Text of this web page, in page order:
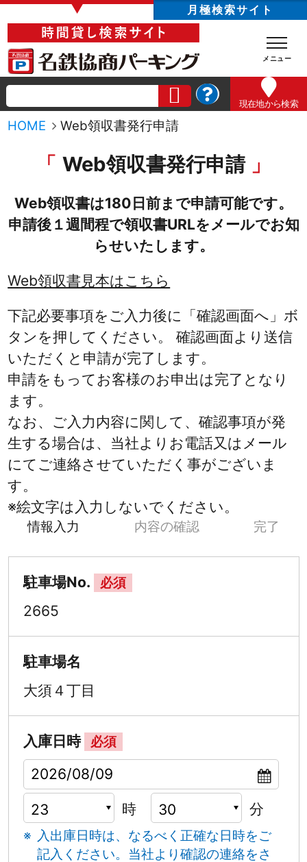
▼ 月極検索サイト
現在地から検索
HOME Web領収書発行申請
Web領収書発行申請
Web領収書は180日前まで申請可能です。
申請後１週間程で領収書URLをメールでお知
らせいたします。
Web領収書見本はこちら
下記必要事項をご入力後に「確認画面へ」ボ
タンを押してください。 確認画面より送信
いただくと申請が完了します。
申請をもってお客様のお申出は完了となり
ます。
なお、ご入力内容に関して、確認事項が発
生する場合は、当社よりお電話又はメール
にてご連絡させていただく事がございま
す。
※絵文字は入力しないでください。
情報入力 内容の確認 完了
駐車場No. 必須
2665
駐車場名
大須４丁目
入庫日時 必須
時 分
入出庫日時は、なるべく正確な日時をご
記入ください。 当社より確認の連絡をさ